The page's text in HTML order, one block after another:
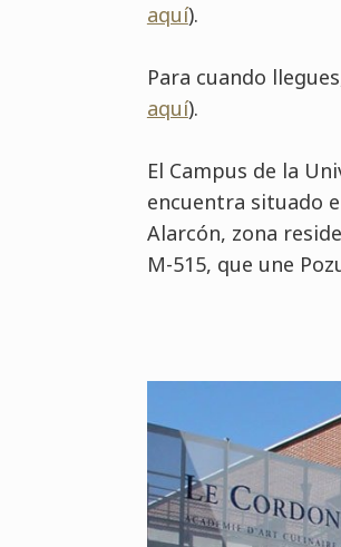
aquí).
Para cuando
aquí).
El Campus de la
encuentra situado
Alarcón, zona
M-515, que une